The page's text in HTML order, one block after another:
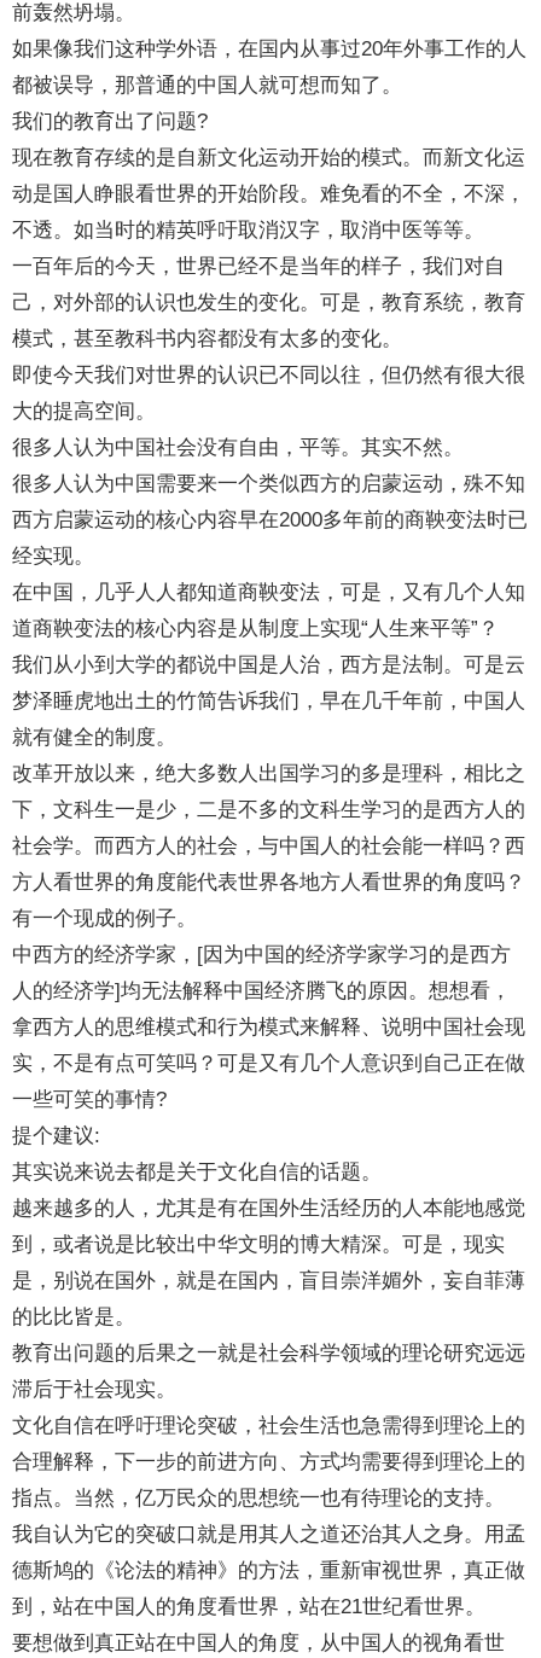
前轰然坍塌。
如果像我们这种学外语，在国内从事过20年外事工作的人
都被误导，那普通的中国人就可想而知了。
我们的教育出了问题?
现在教育存续的是自新文化运动开始的模式。而新文化运
动是国人睁眼看世界的开始阶段。难免看的不全，不深，
不透。如当时的精英呼吁取消汉字，取消中医等等。
一百年后的今天，世界已经不是当年的样子，我们对自
己，对外部的认识也发生的变化。可是，教育系统，教育
模式，甚至教科书内容都没有太多的变化。
即使今天我们对世界的认识已不同以往，但仍然有很大很
大的提高空间。
很多人认为中国社会没有自由，平等。其实不然。
很多人认为中国需要来一个类似西方的启蒙运动，殊不知
西方启蒙运动的核心内容早在2000多年前的商鞅变法时已
经实现。
在中国，几乎人人都知道商鞅变法，可是，又有几个人知
道商鞅变法的核心内容是从制度上实现“人生来平等”？
我们从小到大学的都说中国是人治，西方是法制。可是云
梦泽睡虎地出土的竹简告诉我们，早在几千年前，中国人
就有健全的制度。
改革开放以来，绝大多数人出国学习的多是理科，相比之
下，文科生一是少，二是不多的文科生学习的是西方人的
社会学。而西方人的社会，与中国人的社会能一样吗？西
方人看世界的角度能代表世界各地方人看世界的角度吗？
有一个现成的例子。
中西方的经济学家，[因为中国的经济学家学习的是西方
人的经济学]均无法解释中国经济腾飞的原因。想想看，
拿西方人的思维模式和行为模式来解释、说明中国社会现
实，不是有点可笑吗？可是又有几个人意识到自己正在做
一些可笑的事情?
提个建议:
其实说来说去都是关于文化自信的话题。
越来越多的人，尤其是有在国外生活经历的人本能地感觉
到，或者说是比较出中华文明的博大精深。可是，现实
是，别说在国外，就是在国内，盲目崇洋媚外，妄自菲薄
的比比皆是。
教育出问题的后果之一就是社会科学领域的理论研究远远
滞后于社会现实。
文化自信在呼吁理论突破，社会生活也急需得到理论上的
合理解释，下一步的前进方向、方式均需要得到理论上的
指点。当然，亿万民众的思想统一也有待理论的支持。
我自认为它的突破口就是用其人之道还治其人之身。用孟
德斯鸠的《论法的精神》的方法，重新审视世界，真正做
到，站在中国人的角度看世界，站在21世纪看世界。
要想做到真正站在中国人的角度，从中国人的视角看世